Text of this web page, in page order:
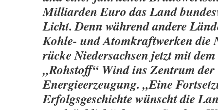
Milliarden Euro das Land
Licht. Denn während andere
Kohle- und Atomkraftwerken die
rücke Niedersachsen jetzt mit
„Rohstoff“ Wind ins Zentrum der
Energieerzeugung. „Eine
Erfolgsgeschichte wünscht die